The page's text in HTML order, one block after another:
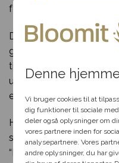
Denne
Vi bruger cookies til at
dig funktioner til sociale
deler også oplysninger om
vores partnere inden for
analysepartnere. Vores
andre oplysninger, du har
festlig dimension.
Denne buket er perfekt
gestus til en, du holder
tilføjelse til påskebordet.
udtryk bringer buketten
en varm og glædelig
Hver buket bindes med
sikrer et harmonisk og
“Påskebuket –
Du har
passer til
dig videre
perfekte